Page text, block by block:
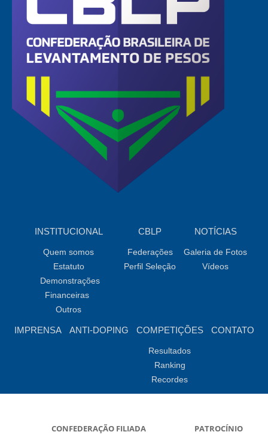
INSTITUCIONAL
Quem somos
Estatuto
Demonstrações
Financeiras
Outros
CBLP
Federações
Perfil Seleção
NOTÍCIAS
Galeria de Fotos
Vídeos
IMPRENSA ANTI-DOPING COMPETIÇÕES
Resultados
Ranking
Recordes
CONTATO
CONFEDERAÇÃO FILIADA PATROCÍNIO